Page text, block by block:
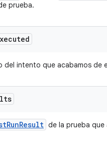
prueba.
del intento que acabamos de
de la prueba que